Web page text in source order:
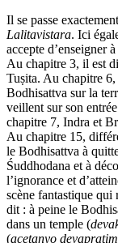
Il se passe
Lalitavistara. Ici
accepte d’enseigner
Au chapitre 3, il est
Tuṣita. Au chapitre
Bodhisattva sur la
veillent sur son
chapitre 7, Indra et
Au chapitre 15,
le Bodhisattva à
Śuddhodana et à
l’ignorance et
scène fantastique qui
dit : à peine le
dans un temple (
(acetanyo